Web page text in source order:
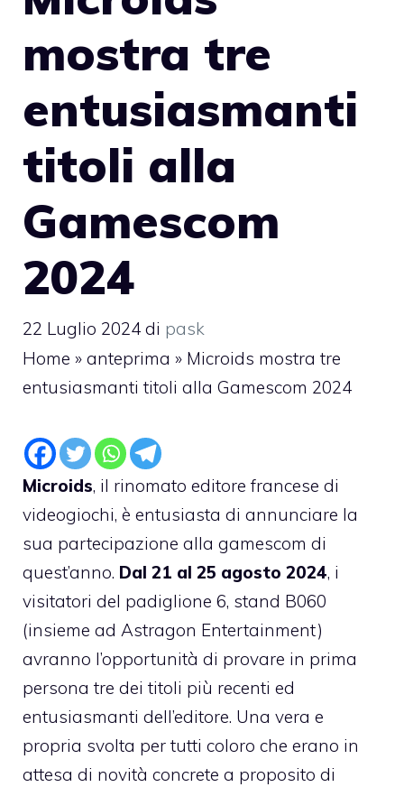
mostra tre
entusiasmanti
titoli alla
Gamescom
2024
22 Luglio 2024 di pask
Home » anteprima » Microids mostra tre
entusiasmanti titoli alla Gamescom 2024
Microids, il rinomato editore francese di
videogiochi, è entusiasta di annunciare la
sua partecipazione alla gamescom di
quest’anno. Dal 21 al 25 agosto 2024, i
visitatori del padiglione 6, stand B060
(insieme ad Astragon Entertainment)
avranno l’opportunità di provare in prima
persona tre dei titoli più recenti ed
entusiasmanti dell’editore. Una vera e
propria svolta per tutti coloro che erano in
attesa di novità concrete a proposito di